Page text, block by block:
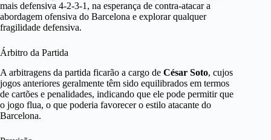
mais defensiva 4-2-3-1, na esperança de contra-atacar a
abordagem ofensiva do Barcelona e explorar qualquer
fragilidade defensiva.
Árbitro da Partida
A arbitragens da partida ficarão a cargo de César Soto, cujos
jogos anteriores geralmente têm sido equilibrados em termos
de cartões e penalidades, indicando que ele pode permitir que
o jogo flua, o que poderia favorecer o estilo atacante do
Barcelona.